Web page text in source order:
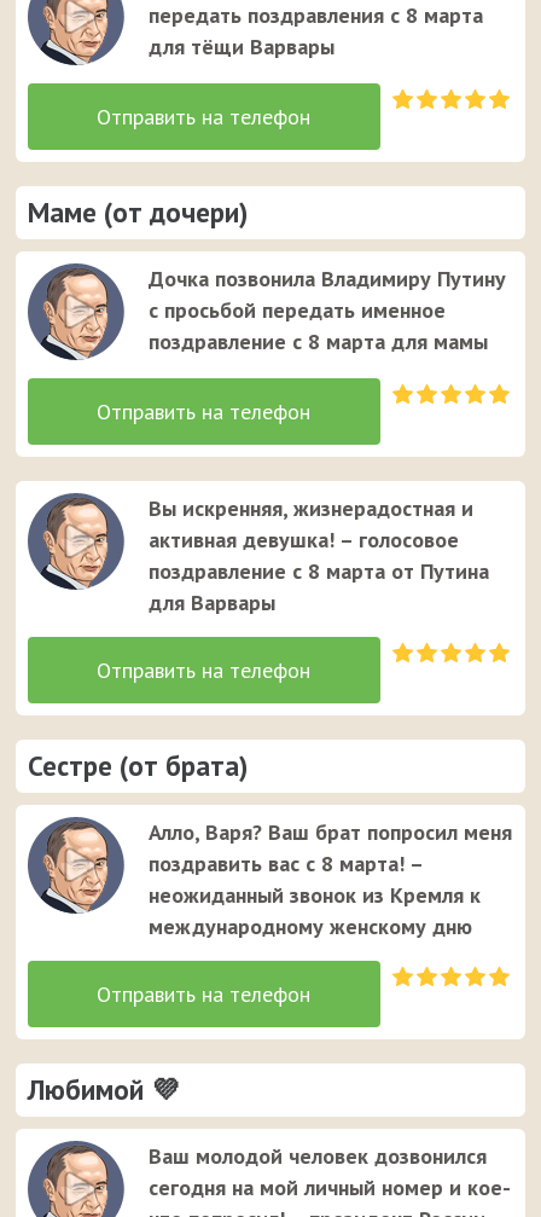
передать поздравления с 8 марта
для тёщи Варвары
Маме (от дочери)
Дочка позвонила Владимиру Путину
с просьбой передать именное
поздравление с 8 марта для мамы
Вы искренняя, жизнерадостная и
активная девушка! – голосовое
поздравление с 8 марта от Путина
для Варвары
Сестре (от брата)
Алло, Варя? Ваш брат попросил меня
поздравить вас с 8 марта! –
неожиданный звонок из Кремля к
международному женскому дню
Любимой 💜
Ваш молодой человек дозвонился
сегодня на мой личный номер и кое-